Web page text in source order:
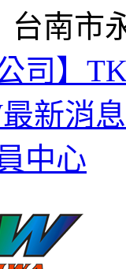
台南市
司】
最新消息
中心